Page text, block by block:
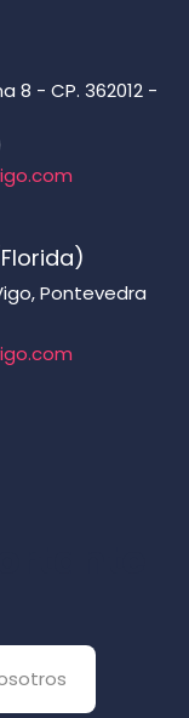
8 - CP. 362012 -
Pontevedra